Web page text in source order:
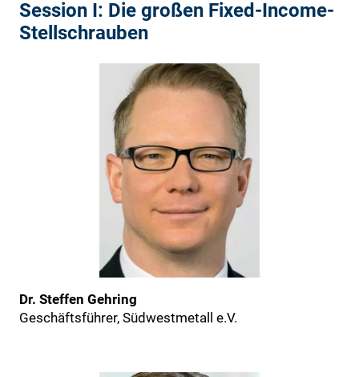
Session I: Die großen Fixed-Income-
Stellschrauben
Dr. Steffen Gehring
Geschäftsführer, Südwestmetall e.V.